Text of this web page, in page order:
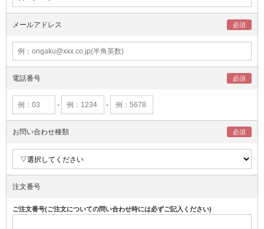
メールアドレス
電話番号
- -
お問い合わせ種類
注文番号
ご注文番号(ご注文についての問い合わせ時には必ずご記入ください)